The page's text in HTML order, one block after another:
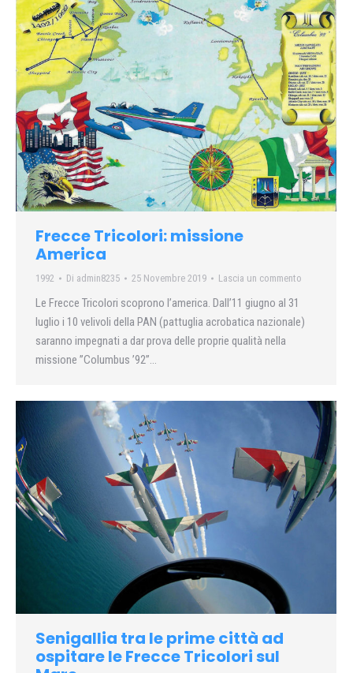
Frecce Tricolori: missione
America
1992 Di admin8235 25 Novembre 2019 Lascia un commento
Le Frecce Tricolori scoprono l’america. Dall’11 giugno al 31
luglio i 10 velivoli della PAN (pattuglia acrobatica nazionale)
saranno impegnati a dar prova delle proprie qualità nella
missione ”Columbus ’92”…
Senigallia tra le prime città ad
ospitare le Frecce Tricolori sul